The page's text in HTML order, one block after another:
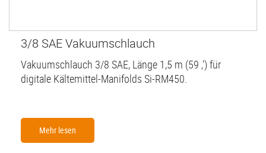
3/8 SAE Vakuumschlauch
Vakuumschlauch 3/8 SAE, Länge 1,5 m (59 ‚‘) für
digitale Kältemittel-Manifolds Si-RM450.
Mehr lesen